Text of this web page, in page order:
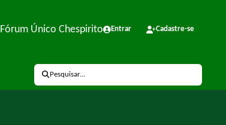
Fórum Único Chespirito Entrar Cadastre-se
Pesquisar...